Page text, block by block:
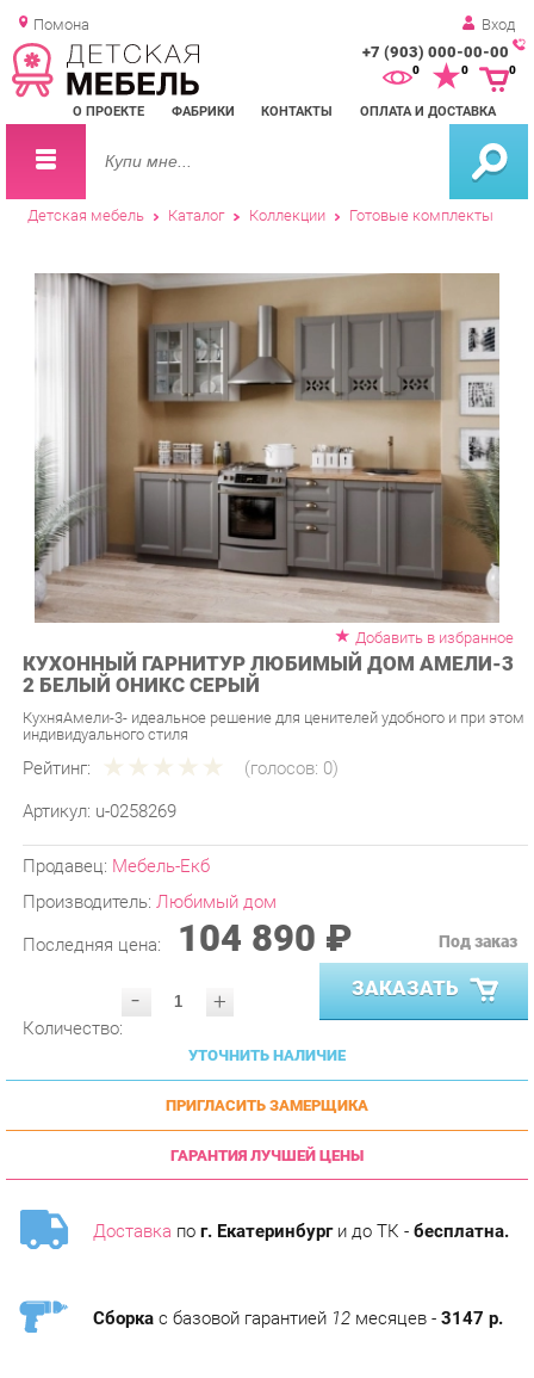
Помона Вход
+7 (903) 000-00-00
О ПРОЕКТЕ ФАБРИКИ КОНТАКТЫ ОПЛАТА И ДОСТАВКА
0 0
Детская мебель Каталог Коллекции Готовые комплекты
Добавить в избранное
КУХОННЫЙ ГАРНИТУР ЛЮБИМЫЙ ДОМ АМЕЛИ-3
2 БЕЛЫЙ ОНИКС СЕРЫЙ
КухняАмели-3- идеальное решение для ценителей удобного и при этом
Рейтинг:
Артикул: u-0258269
Производитель:Любимый дом
Последняя цена: 104 890 ₽
- ЗАКАЗАТЬ
УТОЧНИТЬ НАЛИЧИЕ
ПРИГЛАСИТЬ ЗАМЕРЩИКА
ГАРАНТИЯ ЛУЧШЕЙ ЦЕНЫ
Доставкапог. Екатеринбурги до ТК -бесплатна.